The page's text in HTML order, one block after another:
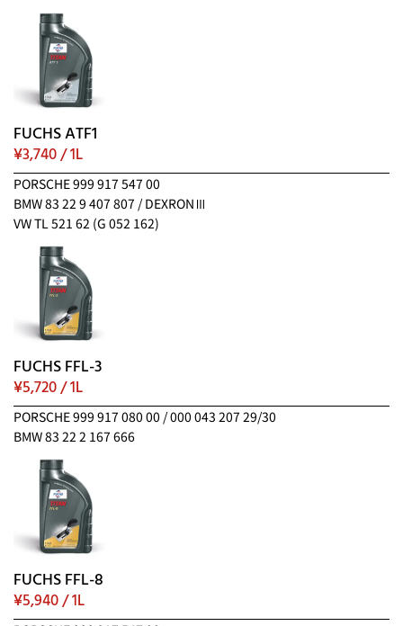
FUCHS ATF1
¥3,740 / 1L
PORSCHE 999 917 547 00
BMW 83 22 9 407 807 / DEXRONⅢ
VW TL 521 62 (G 052 162)
FUCHS FFL-3
¥5,720 / 1L
PORSCHE 999 917 080 00 / 000 043 207 29/30
BMW 83 22 2 167 666
FUCHS FFL-8
¥5,940 / 1L